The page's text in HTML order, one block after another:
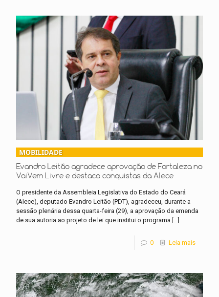
MOBILIDADE
Evandro Leitão agradece aprovação de Fortaleza no
VaiVem Livre e destaca conquistas da Alece
O presidente da Assembleia Legislativa do Estado do Ceará
(Alece), deputado Evandro Leitão (PDT), agradeceu, durante a
sessão plenária dessa quarta-feira (29), a aprovação da emenda
de sua autoria ao projeto de lei que institui o programa
0 Leia mais